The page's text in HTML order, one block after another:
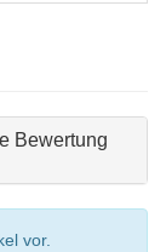
Bewertung
vor.